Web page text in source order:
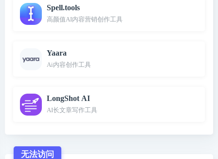
Spell.tools
高颜值AI内容营销创作工具
Yaara
Ai内容创作工具
LongShot AI
AI长文章写作工具
无法访问